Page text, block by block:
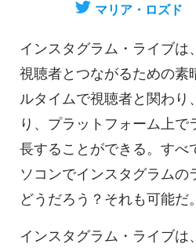
マリア・ロズド
インスタグラム・ライブは
視聴者とつながるための素
ルタイムで視聴者と関わり
り、プラットフォーム上
長することができる。すべ
ソコンでインスタグラムの
どうだろう？それも可能だ。
インスタグラム・ライブは